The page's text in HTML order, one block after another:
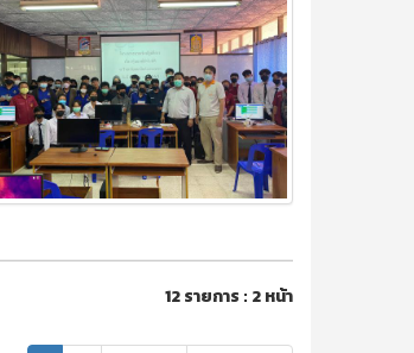
12 รายการ : 2 หน้า